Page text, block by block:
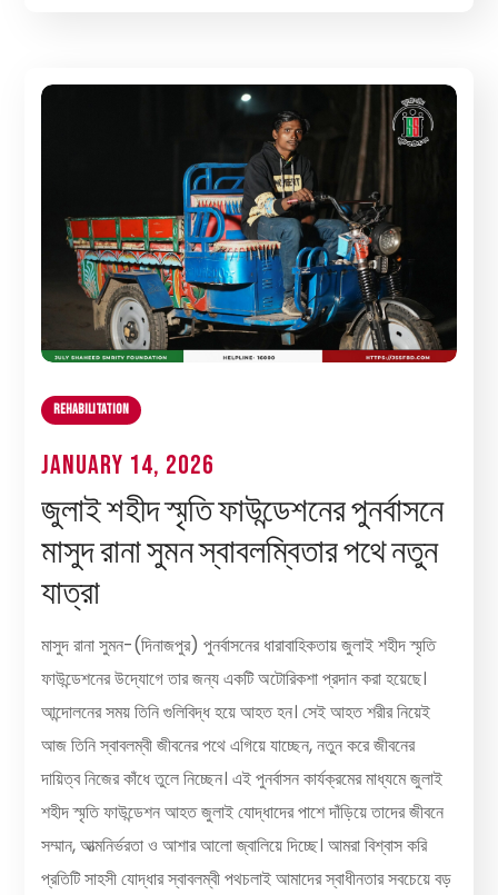
Rehabilitation
January 14, 2026
জুলাই শহীদ স্মৃতি ফাউন্ডেশনের পুনর্বাসনে
মাসুদ রানা সুমন স্বাবলম্বিতার পথে নতুন
যাত্রা
মাসুদ রানা সুমন-(দিনাজপুর) পুনর্বাসনের ধারাবাহিকতায় জুলাই শহীদ স্মৃতি
ফাউন্ডেশনের উদ্যোগে তার জন্য একটি অটোরিকশা প্রদান করা হয়েছে।
আন্দোলনের সময় তিনি গুলিবিদ্ধ হয়ে আহত হন। সেই আহত শরীর নিয়েই
আজ তিনি স্বাবলম্বী জীবনের পথে এগিয়ে যাচ্ছেন, নতুন করে জীবনের
দায়িত্ব নিজের কাঁধে তুলে নিচ্ছেন। এই পুনর্বাসন কার্যক্রমের মাধ্যমে জুলাই
শহীদ স্মৃতি ফাউন্ডেশন আহত জুলাই যোদ্ধাদের পাশে দাঁড়িয়ে তাদের জীবনে
সম্মান, আত্মনির্ভরতা ও আশার আলো জ্বালিয়ে দিচ্ছে। আমরা বিশ্বাস করি
প্রতিটি সাহসী যোদ্ধার স্বাবলম্বী পথচলাই আমাদের স্বাধীনতার সবচেয়ে বড়